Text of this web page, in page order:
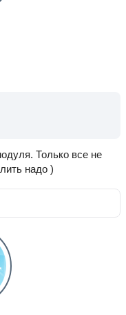
Только все не
надо )